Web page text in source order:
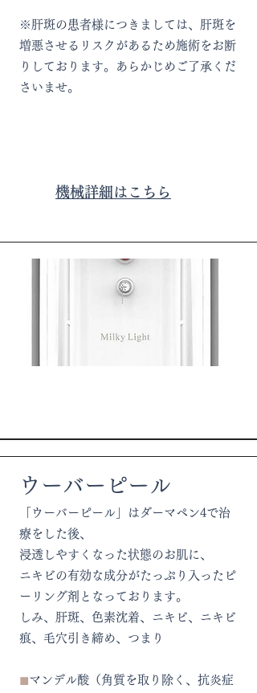
※肝斑の患者様につきましては、肝斑を
増悪させるリスクがあるため施術をお断
りしております。あらかじめご了承くだ
さいませ。
機械詳細はこちら
ウーバーピール
「ウーバーピール」はダーマペン4で治
療をした後、
浸透しやすくなった状態のお肌に、
ニキビの有効な成分がたっぷり入ったピ
ーリング剤となっております。
しみ、肝斑、色素沈着、ニキビ、ニキビ
痕、毛穴引き締め、つまり​
◼︎マンデル酸（角質を取り除く、抗炎症